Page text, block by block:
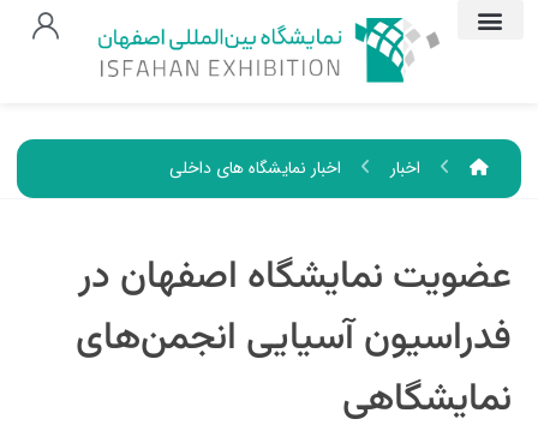
اخبار اخبار نمایشگاه های داخلی
عضویت نمایشگاه اصفهان در
فدراسیون آسیایی انجمن‌های
نمایشگاهی